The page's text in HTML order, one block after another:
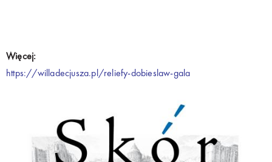
Więcej:
https://willadecjusza.pl/reliefy-dobieslaw-gala